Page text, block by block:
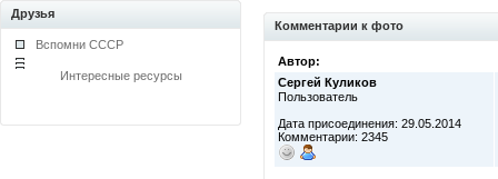
Друзья
Вспомни СССР
Интересные ресурсы
Комментарии к фото
Автор:
Сергей Куликов
Пользователь
Дата присоединения: 29.05.2014
Комментарии: 2345